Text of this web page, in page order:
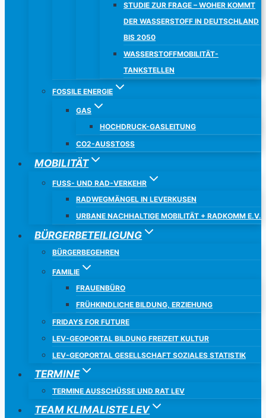
STUDIE ZUR FRAGE – WOHER KOMMT
DER WASSERSTOFF IN DEUTSCHLAND
BIS 2050
WASSERSTOFFMOBILITÄT-
TANKSTELLEN
FOSSILE ENERGIE
GAS
HOCHDRUCK-GASLEITUNG
CO2-AUSSTOSS
MOBILITÄT
FUSS- UND RAD-VERKEHR
RADWEGMÄNGEL IN LEVERKUSEN
URBANE NACHHALTIGE MOBILITÄT + RADKOMM E.V.
BÜRGERBETEILIGUNG
BÜRGERBEGEHREN
FAMILIE
FRAUENBÜRO
FRÜHKINDLICHE BILDUNG, ERZIEHUNG
FRIDAYS FOR FUTURE
LEV-GEOPORTAL BILDUNG FREIZEIT KULTUR
LEV-GEOPORTAL GESELLSCHAFT SOZIALES STATISTIK
TERMINE
TERMINE AUSSCHÜSSE UND RAT LEV
TEAM KLIMALISTE LEV